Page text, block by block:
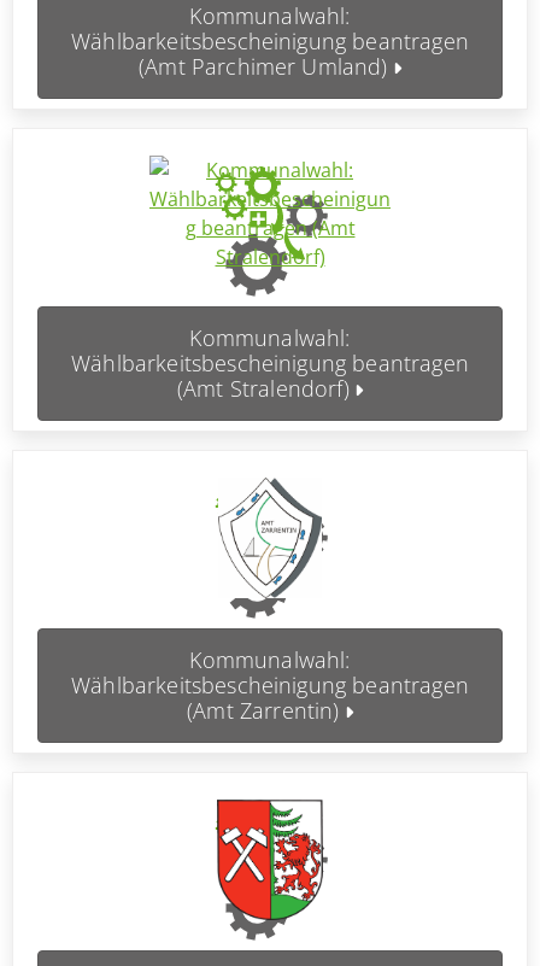
Kommunalwahl:
Wählbarkeitsbescheinigung beantragen
(Amt Parchimer Umland)
Kommunalwahl:
Wählbarkeitsbescheinigung beantragen
(Amt Stralendorf)
Kommunalwahl:
Wählbarkeitsbescheinigung beantragen
(Amt Zarrentin)